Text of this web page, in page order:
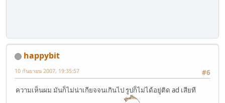
happybit
#6
10 กันยายน 2007, 19:35:57
ความเห็นผม มันก็ไม่น่าเกียจจนเกินไป รูปก็ไม่ได้อยู่ติด ad เสียที